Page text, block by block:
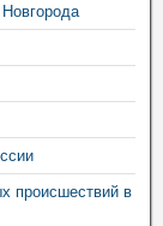
происшествий в